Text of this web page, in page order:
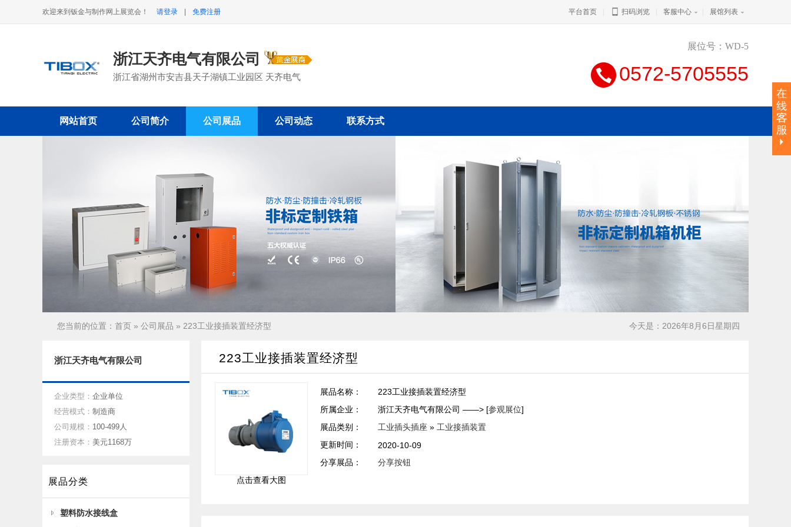
欢迎来到钣金与制作网上展览会！ 请登录 免费注册 平台首页 扫码浏览 客服中心 展馆列表
浙江天齐电气有限公司
浙江省湖州市安吉县天子湖镇工业园区 天齐电气
展位号：WD-5
0572-5705555
网站首页 公司简介 公司展品 公司动态 联系方式
今天是：2026年8月6日星期四
您当前的位置： 首页 » 公司展品 » 223工业接插装置经济型
浙江天齐电气有限公司
企业类型： 企业单位
经营模式： 制造商
公司规模： 100-499人
注册资本： 美元1168万
展品分类
塑料防水接线盒
223工业接插装置经济型
点击查看大图
展品名称：
223工业接插装置经济型
所属企业：
浙江天齐电气有限公司 ——> [参观展位]
展品类别：
工业插头插座 » 工业接插装置
更新时间：
2020-10-09
分享展品：
分享按钮